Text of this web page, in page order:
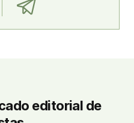
editorial de